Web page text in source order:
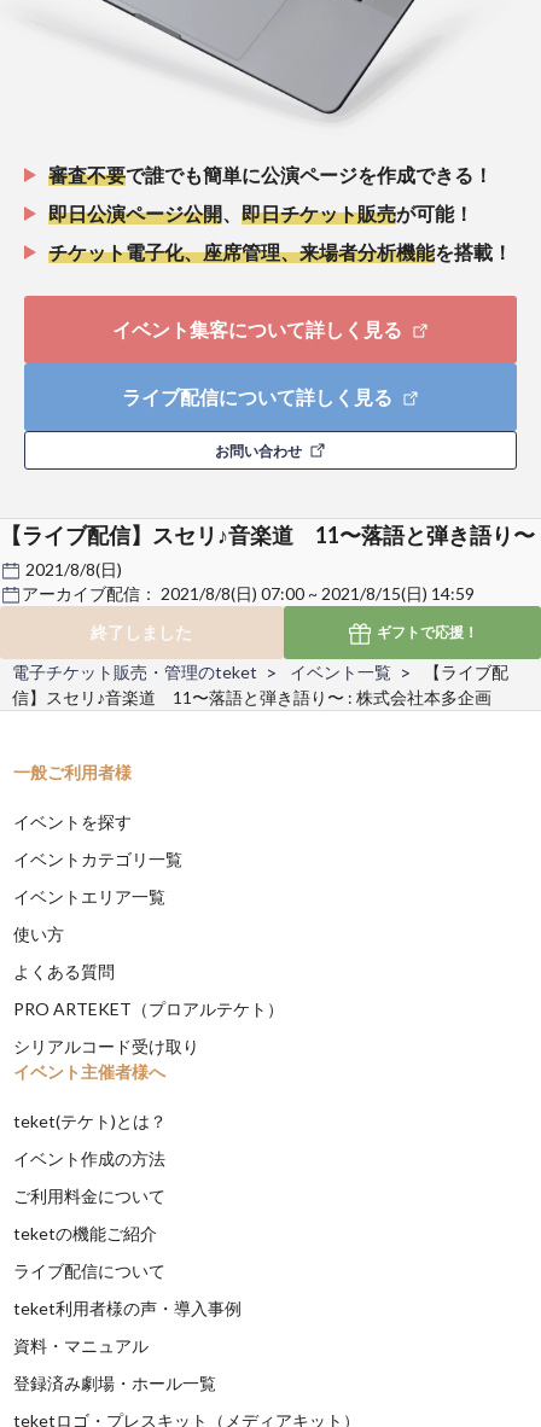
審査不要で誰でも簡単に公演ページを作成できる！
即日公演ページ公開
即日チケット販売が可能！
チケット電子化、座席管理、来場者分析機能を搭載！
イベント集客について詳しく見る
ライブ配信について詳しく見る
お問い合わせ
【ライブ配信】スセリ♪音楽道 11〜落語と弾き語り〜
2021/8/8(日)
アーカイブ配信： 2021/8/8(日) 07:00 ~ 2021/8/15(日) 14:59
終了しました
ギフトで応援！
電子チケット販売・管理のteket イベント一覧
【ライブ配
信】スセリ♪音楽道 11〜落語と弾き語り〜 : 株式会社本多企画
一般ご利用者様
イベントを探す
イベントカテゴリ一覧
イベントエリア一覧
使い方
よくある質問
PRO ARTEKET（プロアルテケト）
シリアルコード受け取り
イベント主催者様へ
teket(テケト)とは？
イベント作成の方法
ご利用料金について
teketの機能ご紹介
ライブ配信について
teket利用者様の声・導入事例
資料・マニュアル
登録済み劇場・ホール一覧
teketロゴ・プレスキット（メディアキット）